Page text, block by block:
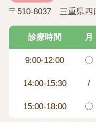
〒510-8037 三重県四
診療時間 月
9:00-12:00 〇
14:00-15:30 /
15:00-18:00 〇